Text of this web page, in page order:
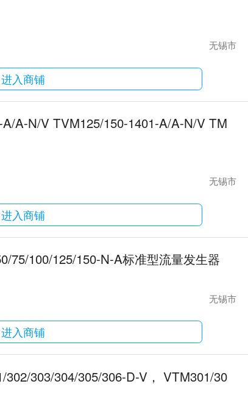
无锡市
进入商铺
A-N/V TVM125/150-1401-A/A-N/V TM
无锡市
进入商铺
75/100/125/150-N-A标准型流量发生器
无锡市
进入商铺
303/304/305/306-D-V， VTM301/30